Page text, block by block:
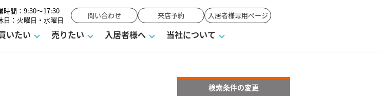
時間：9:30～17:30
日：火曜日・水曜日
問い合わせ 来店予約 入居者様専用ページ
いたい 売りたい 入居者様へ 当社について
検索条件の変更